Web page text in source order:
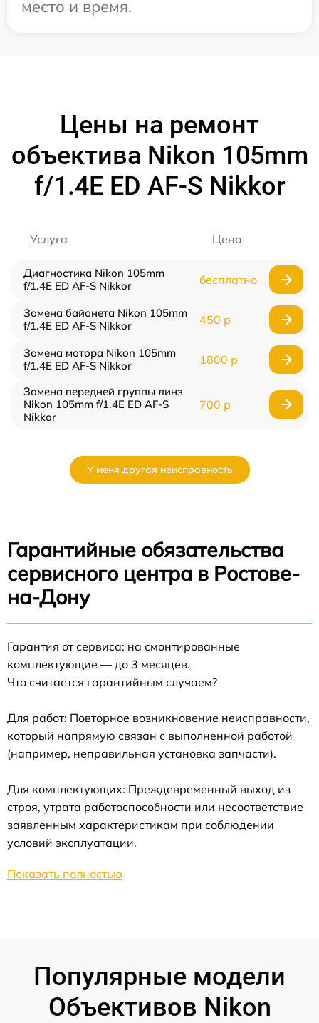
место и время.
Цены на ремонт
объектива Nikon 105mm
f/1.4E ED AF-S Nikkor
Услуга Цена
Диагностика Nikon 105mm
f/1.4E ED AF-S Nikkor
бесплатно
Замена байонета Nikon 105mm
f/1.4E ED AF-S Nikkor
450 р
Замена мотора Nikon 105mm
f/1.4E ED AF-S Nikkor
1800 р
Замена передней группы линз
Nikon 105mm f/1.4E ED AF-S
Nikkor
700 р
У меня другая неисправность
Гарантийные обязательства
сервисного центра в Ростове-
на-Дону
Гарантия от сервиса: на смонтированные
комплектующие — до 3 месяцев.
Что считается гарантийным случаем?
Для работ: Повторное возникновение неисправности,
который напрямую связан с выполненной работой
(например, неправильная установка запчасти).
Для комплектующих: Преждевременный выход из
строя, утрата работоспособности или несоответствие
заявленным характеристикам при соблюдении
условий эксплуатации.
Показать полностью
Популярные модели
Объективов Nikon